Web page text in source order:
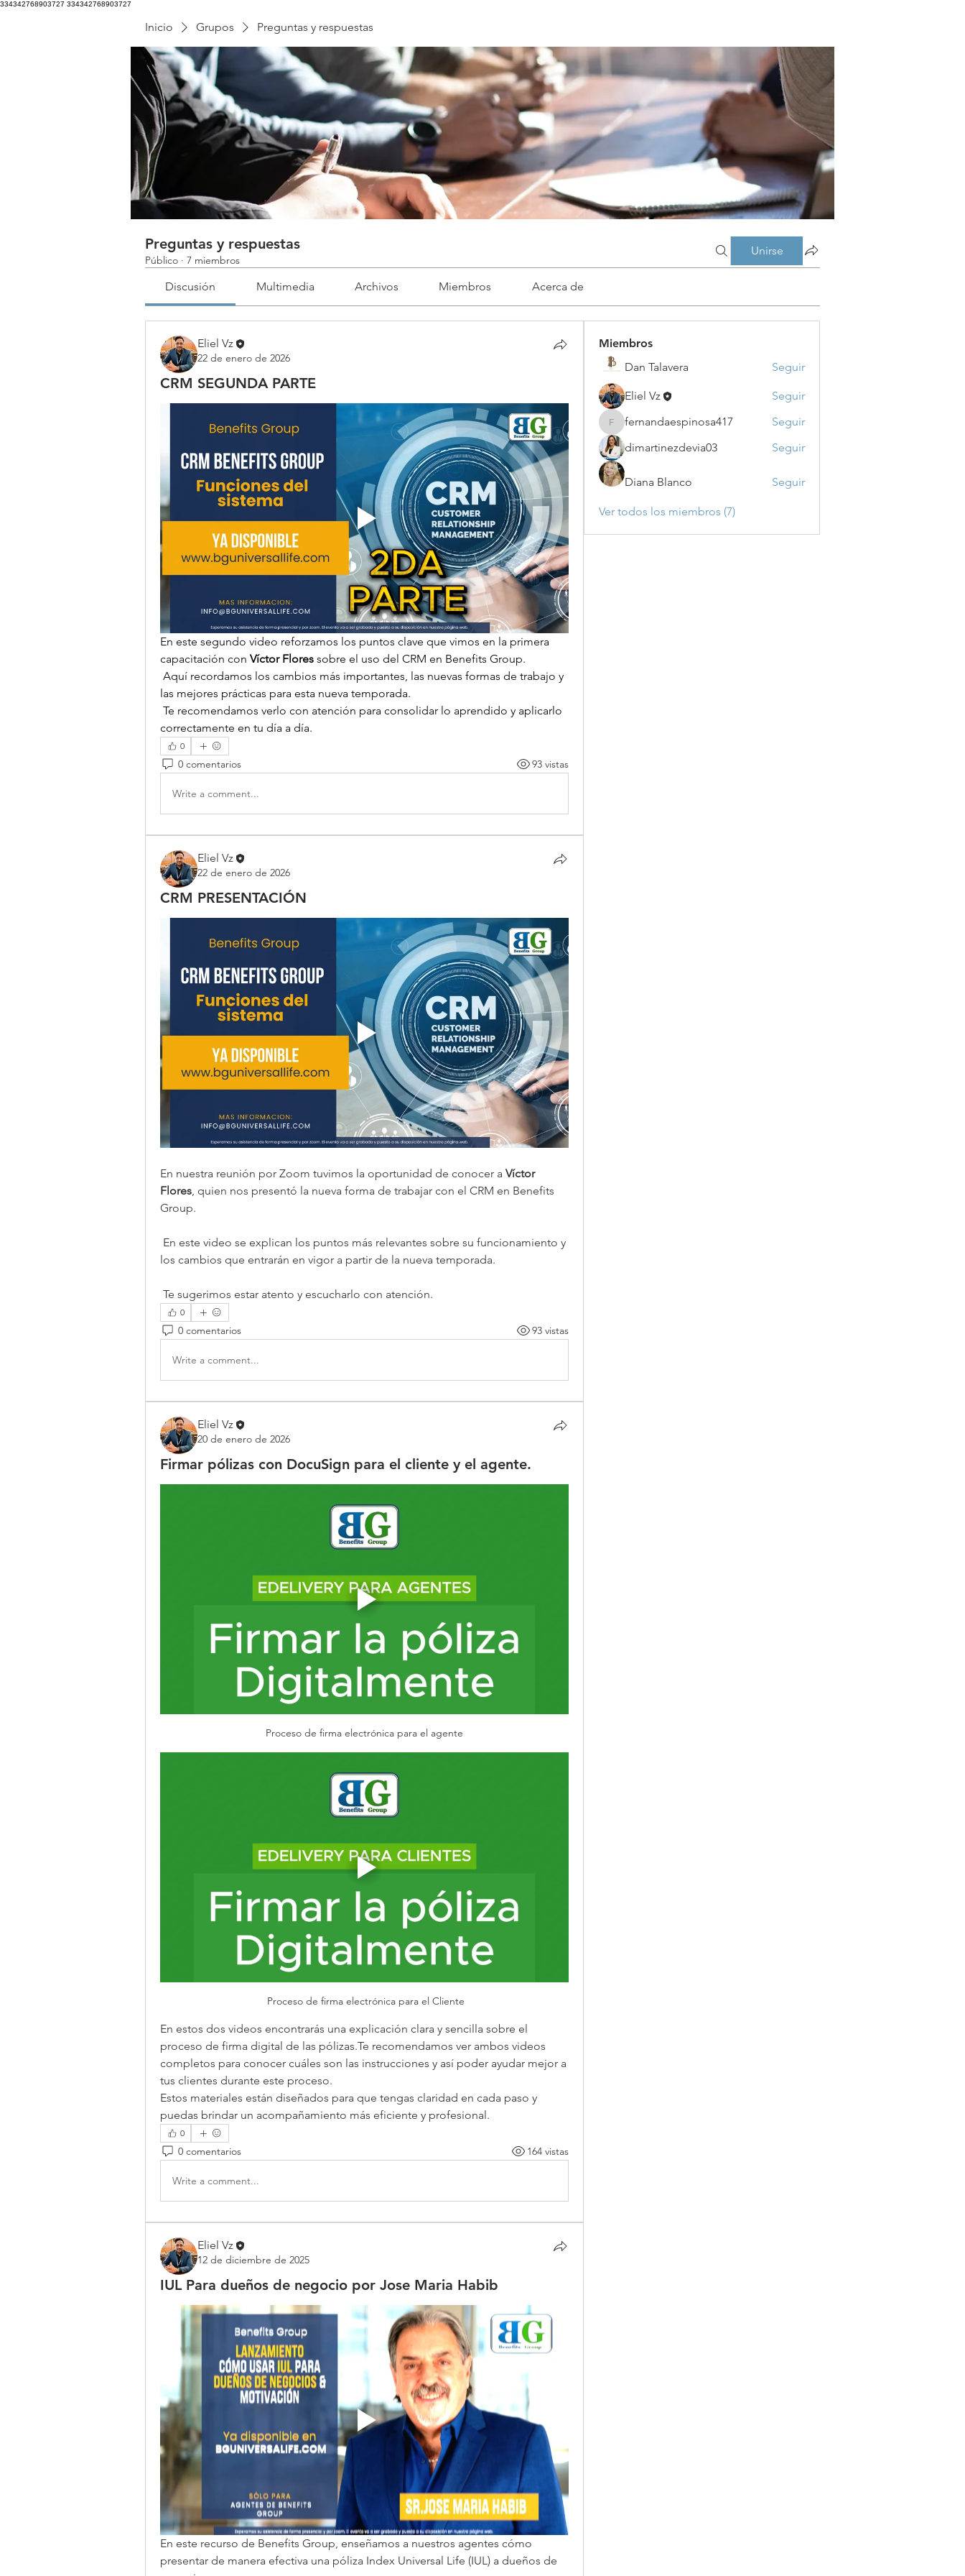
334342768903727 334342768903727
Inicio Grupos Preguntas y respuestas
Preguntas y respuestas
Público · 7 miembros
Unirse
Discusión Multimedia Archivos Miembros Acerca de
Eliel Vz
22 de enero de 2026
CRM SEGUNDA PARTE
En este segundo video reforzamos los puntos clave que vimos en la primera
capacitación con Víctor Flores sobre el uso del CRM en Benefits Group.
Aquí recordamos los cambios más importantes, las nuevas formas de trabajo y
las mejores prácticas para esta nueva temporada.
Te recomendamos verlo con atención para consolidar lo aprendido y aplicarlo
correctamente en tu día a día.
0
0 comentarios 93 vistas
Write a comment...
Eliel Vz
22 de enero de 2026
CRM PRESENTACIÓN
En nuestra reunión por Zoom tuvimos la oportunidad de conocer a Víctor
Flores, quien nos presentó la nueva forma de trabajar con el CRM en Benefits
Group.
los cambios que entrarán en vigor a partir de la nueva temporada.
Te sugerimos estar atento y escucharlo con atención.
0
0 comentarios 93 vistas
Write a comment...
Eliel Vz
20 de enero de 2026
Firmar pólizas con DocuSign para el cliente y el agente.
Proceso de firma electrónica para el agente
Proceso de firma electrónica para el Cliente
En estos dos videos encontrarás una explicación clara y sencilla sobre el
proceso de firma digital de las pólizas.Te recomendamos ver ambos videos
completos para conocer cuáles son las instrucciones y así poder ayudar mejor a
tus clientes durante este proceso.
Estos materiales están diseñados para que tengas claridad en cada paso y
puedas brindar un acompañamiento más eficiente y profesional.
0
0 comentarios 164 vistas
Write a comment...
Eliel Vz
12 de diciembre de 2025
IUL Para dueños de negocio por Jose Maria Habib
En este recurso de Benefits Group, enseñamos a nuestros agentes cómo
presentar de manera efectiva una póliza Index Universal Life (IUL) a dueños de
Miembros
Dan Talavera
Seguir
Eliel Vz Seguir
fernandaespinosa417
fernandaespinosa417
Seguir
dimartinezdevia03
Seguir
Diana Blanco Seguir
Ver todos los miembros (7)